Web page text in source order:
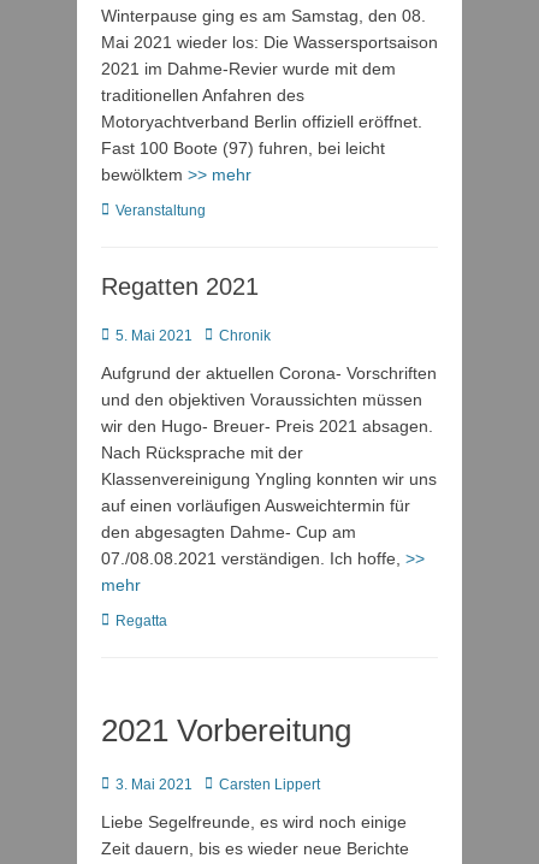
Winterpause ging es am Samstag, den 08.
Mai 2021 wieder los: Die Wassersportsaison
2021 im Dahme-Revier wurde mit dem
traditionellen Anfahren des
Motoryachtverband Berlin offiziell eröffnet.
Fast 100 Boote (97) fuhren, bei leicht
bewölktem >> mehr
Kategorien
Veranstaltung
Regatten 2021
Posted
5. Mai 2021 AutorChronik
Aufgrund der aktuellen Corona- Vorschriften
und den objektiven Voraussichten müssen
wir den Hugo- Breuer- Preis 2021 absagen.
Nach Rücksprache mit der
Klassenvereinigung Yngling konnten wir uns
auf einen vorläufigen Ausweichtermin für
den abgesagten Dahme- Cup am
07./08.08.2021 verständigen. Ich hoffe, >>
mehr
Kategorien
Regatta
2021 Vorbereitung
Posted
3. Mai 2021 AutorCarsten Lippert
Liebe Segelfreunde, es wird noch einige
Zeit dauern, bis es wieder neue Berichte